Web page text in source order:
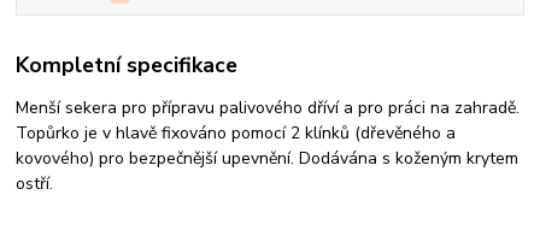
Kompletní specifikace
Menší sekera pro přípravu palivového dříví a pro práci na zahradě.
Topůrko je v hlavě fixováno pomocí 2 klínků (dřevěného a
kovového) pro bezpečnější upevnění. Dodávána s koženým krytem
ostří.